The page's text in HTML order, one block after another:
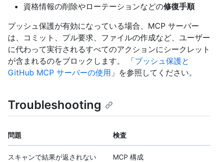
資格情報の削除やローテーションなどの修復手順
プッシュ保護が有効になっている場合、MCP サーバー
は、コミット、プル要求、ファイルの作成など、ユーザー
に代わって実行されるすべてのアクションにシークレット
が含まれるのをブロックします。 「プッシュ保護と
GitHub MCP サーバーの使用 」を参照してください。
Troubleshooting
問題 検査
スキャンで結果が返されない
MCP 構成